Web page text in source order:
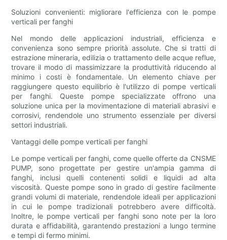
Soluzioni convenienti: migliorare l'efficienza con le pompe
verticali per fanghi
Nel mondo delle applicazioni industriali, efficienza e
convenienza sono sempre priorità assolute. Che si tratti di
estrazione mineraria, edilizia o trattamento delle acque reflue,
trovare il modo di massimizzare la produttività riducendo al
minimo i costi è fondamentale. Un elemento chiave per
raggiungere questo equilibrio è l'utilizzo di pompe verticali
per fanghi. Queste pompe specializzate offrono una
soluzione unica per la movimentazione di materiali abrasivi e
corrosivi, rendendole uno strumento essenziale per diversi
settori industriali.
Vantaggi delle pompe verticali per fanghi
Le pompe verticali per fanghi, come quelle offerte da CNSME
PUMP, sono progettate per gestire un'ampia gamma di
fanghi, inclusi quelli contenenti solidi e liquidi ad alta
viscosità. Queste pompe sono in grado di gestire facilmente
grandi volumi di materiale, rendendole ideali per applicazioni
in cui le pompe tradizionali potrebbero avere difficoltà.
Inoltre, le pompe verticali per fanghi sono note per la loro
durata e affidabilità, garantendo prestazioni a lungo termine
e tempi di fermo minimi.